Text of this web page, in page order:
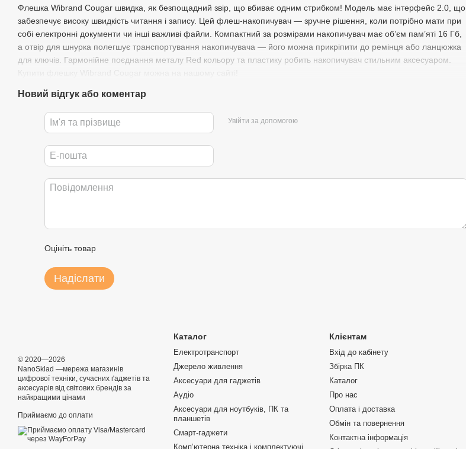
Флешка Wibrand Cougar швидка, як безпощадний звір, що вбиває одним стрибком! Модель має інтерфейс 2.0, що
забезпечує високу швидкість читання і запису. Цей флеш-накопичувач — зручне рішення, коли потрібно мати при
собі електронні документи чи інші важливі файли. Компактний за розмірами накопичувач має об’єм пам’яті 16 Гб,
а отвір для шнурка полегшує транспортування накопичувача — його можна прикріпити до ремінця або ланцюжка
для ключів. Гармонійне поєднання металу Red кольору та пластику робить накопичувач стильним аксесуаром.
Новий відгук або коментар
Увійти за допомогою
Оцініть товар
Надіслати
© 2020—2026
NanoSklad —мережа магазинів
цифрової техніки, сучасних ґаджетів та
аксесуарів від світових брендів за
найкращими цінами
Приймаємо до оплати
Каталог
Електротранспорт
Джерело живлення
Аксесуари для гаджетів
Аудіо
Аксесуари для ноутбуків, ПК та
планшетів
Смарт-гаджети
Компʼютерна техніка і комплектуючі
Клієнтам
Вхід до кабінету
Збірка ПК
Каталог
Про нас
Оплата і доставка
Обмін та повернення
Контактна інформація